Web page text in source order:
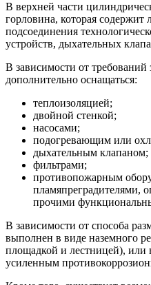
В верхней части
горловина, которая содержит
подсоединения
устройств, дыхательных
В зависимости от
дополнительно оснащаться:
теплоизоляцией;
двойной стенкой;
насосами;
подогревающим или
дыхательным клапаном;
фильтрами;
противопожарным
пламяпреградителями,
прочими
В зависимости от способа
выполнен в виде наземного
площадкой и лестницей), или
усиленным